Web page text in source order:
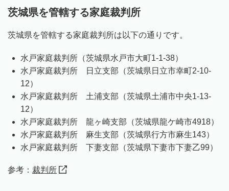
茨城県を管轄する家庭裁判所
茨城県を管轄する家庭裁判所は以下の通りです。
水戸家庭裁判所（茨城県水戸市大町1-1-38）
水戸家庭裁判所 日立支部（茨城県日立市幸町2-10-
12）
水戸家庭裁判所 土浦支部（茨城県土浦市中央1-13-
12）
水戸家庭裁判所 龍ヶ崎支部（茨城県龍ケ崎市4918）
水戸家庭裁判所 麻生支部（茨城県行方市麻生143）
水戸家庭裁判所 下妻支部（茨城県下妻市下妻乙99）
参考： 裁判所